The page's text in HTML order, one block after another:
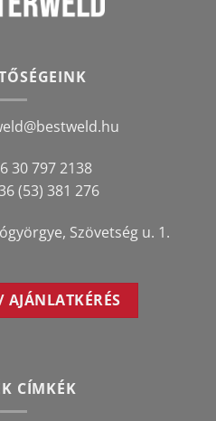
30 797 2138
(53) 381 276
Szövetség u. 1.
AJÁNLATKÉRÉS
CÍMKÉK